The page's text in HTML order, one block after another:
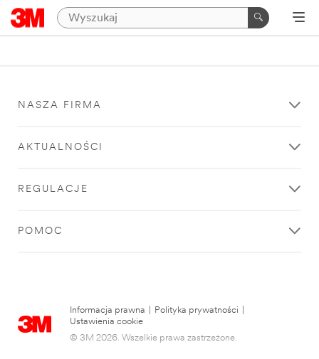
NASZA FIRMA
AKTUALNOŚCI
REGULACJE
POMOC
Informacja prawna Polityka prywatności
Ustawienia cookie
© 3M 2026. Wszelkie prawa zastrzeżone.